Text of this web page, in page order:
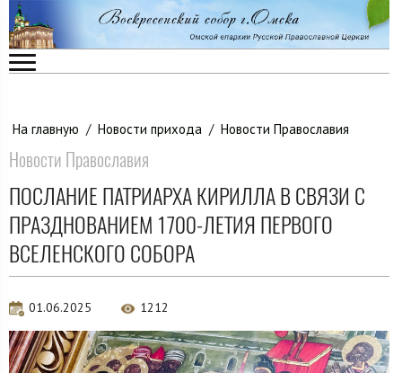
На главную / Новости прихода / Новости Православия
Новости Православия
ПОСЛАНИЕ ПАТРИАРХА КИРИЛЛА В СВЯЗИ С
ПРАЗДНОВАНИЕМ 1700-ЛЕТИЯ ПЕРВОГО
ВСЕЛЕНСКОГО СОБОРА
01.06.2025 1212